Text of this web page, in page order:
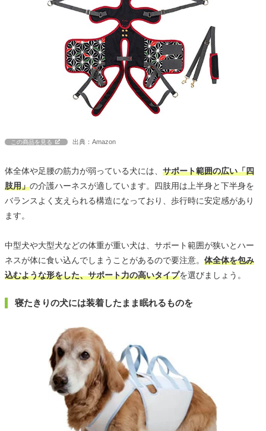
この商品を見る 出典：Amazon
体全体や足腰の筋力が弱っている犬には、 サポート範囲の広い「四
肢用」の介護ハーネスが適しています。四肢用は上半身と下半身を
バランスよく支えられる構造になっており、歩行時に安定感があり
ます。
中型犬や大型犬などの体重が重い犬は、サポート範囲が狭いとハー
ネスが体に食い込んでしまうことがあるので要注意。 体全体を包み
込むような形をした、サポート力の高いタイプを選びましょう。
寝たきりの犬には装着したまま眠れるものを